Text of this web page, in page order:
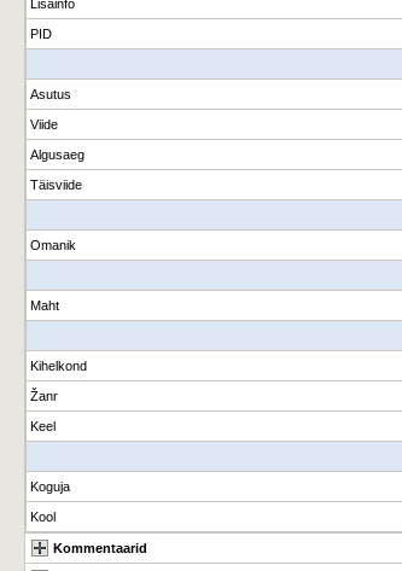
Lisainfo
PID
Asutus
Viide
Algusaeg
Täisviide
Omanik
Maht
Kihelkond
Žanr
Keel
Koguja
Kool
Kommentaarid